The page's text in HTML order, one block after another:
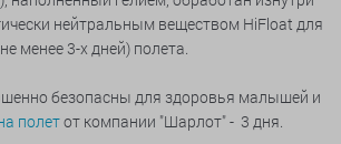
нейтральным веществом HiFloat для
менее 3-х дней) полета.
безопасны для здоровья малышей и
полетот компании "Шарлот" - 3 дня.